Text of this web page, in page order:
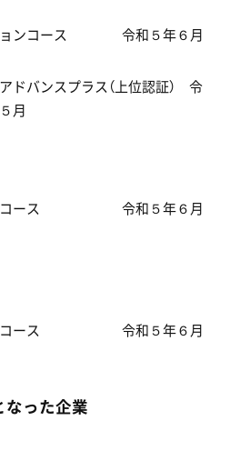
ションコース 令和５年６月
ドバンスプラス（上位認証） 令
月
スコース 令和５年６月
スコース 令和５年６月
なった企業